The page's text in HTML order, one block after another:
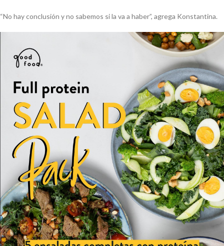
“No hay conclusión y no sabemos si la va a haber”, agrega Konstantina.